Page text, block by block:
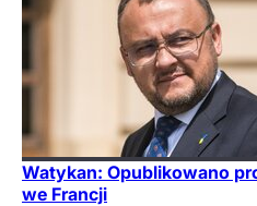
Watykan: Opublikowano
we Francji